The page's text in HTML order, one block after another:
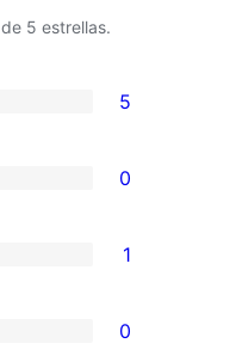
de 5 estrellas.
5
0
1
0